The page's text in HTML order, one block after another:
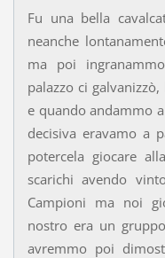
Fu una bella
neanche
ma poi
palazzo ci
e quando andammo
decisiva eravamo a
potercela giocare
scarichi avendo
Campioni ma noi
nostro era un
avremmo poi